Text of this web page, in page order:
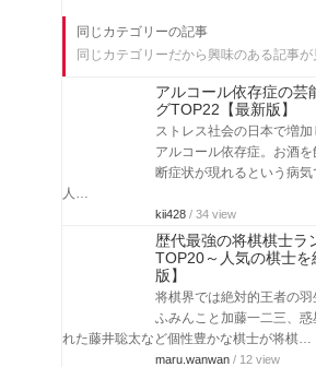
同じカテゴリーの記事
同じカテゴリーだから興味のある記事が
アルコール依存症の芸
グTOP22【最新版】
ストレス社会の日本で増
アルコール依存症。お酒
断症状が現れるという病
人…
kii428 / 34 view
歴代最強の将棋棋士ラ
TOP20～人気の棋士を
版】
将棋界では絶対的王者の羽
ふみんこと加藤一二三、
れた藤井聡太など個性豊かな棋士が将棋…
maru.wanwan / 12 view